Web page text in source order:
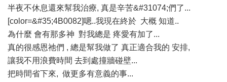
半夜不休息還來幫我治療, 真是辛苦&#31074;們了...
[color=&#35;4B0082]嗯..我現在終於 大概 知道..
為什麼 會有那多神 對我總是 疼愛有加了...
真的很感恩祂們 , 總是幫我做了 真正適合我的 安排,
讓我不用浪費時間 去到處撞牆碰壁...
把時間省下來, 做更多有意義的事...